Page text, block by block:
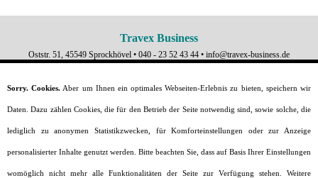
Travex Business
Oststr. 51, 45549 Sprockhövel • 040 - 23 52 43 44 • info@travex-business.de
Startseite
Flüge
Messegelände
Reiseanfrage
VISA-Service
Sorry. Cookies. Aber um Ihnen ein optimales Webseiten-Erlebnis zu bieten, speichern wir
Daten. Dazu zählen Cookies, die für den Betrieb der Seite notwendig sind, sowie solche, die
lediglich zu anonymen Statistikzwecken, für Komforteinstellungen oder zur Anzeige
personalisierter Inhalte genutzt werden. Bitte beachten Sie, dass auf Basis Ihrer Einstellungen
womöglich nicht mehr alle Funktionalitäten der Seite zur Verfügung stehen. Weitere